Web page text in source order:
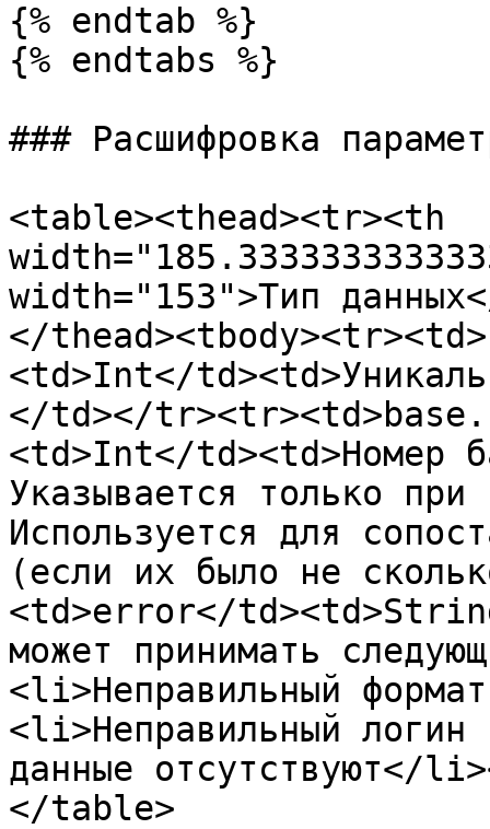
{% endtab %}
{% endtabs %}
### Расшифровка
<table><thead><tr><th
width="153">Тип
</
<td>Int</
</td></
<td>Int</td><td>Номер
Указывается только
Используется для
(если их было не
<td>error</
может принимать
<li>Неправильный
<li>Неправильный
данные отсутствуют</
</table>